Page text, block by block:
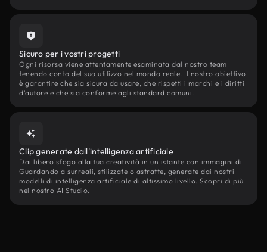
Sicuro per i vostri progetti
Ogni risorsa viene attentamente esaminata dal nostro team
tenendo conto del suo utilizzo nel mondo reale. Il nostro obiettivo
è garantire che sia sicura da usare, che rispetti i marchi e i diritti
d'autore e che sia conforme agli standard comuni.
Clip generate dall'intelligenza artificiale
Dai libero sfogo alla tua creatività in un istante con immagini di
Guardando a surreali, stilizzate o astratte, generate dai nostri
modelli di intelligenza artificiale di altissimo livello. Scopri di più
nel nostro AI Studio.